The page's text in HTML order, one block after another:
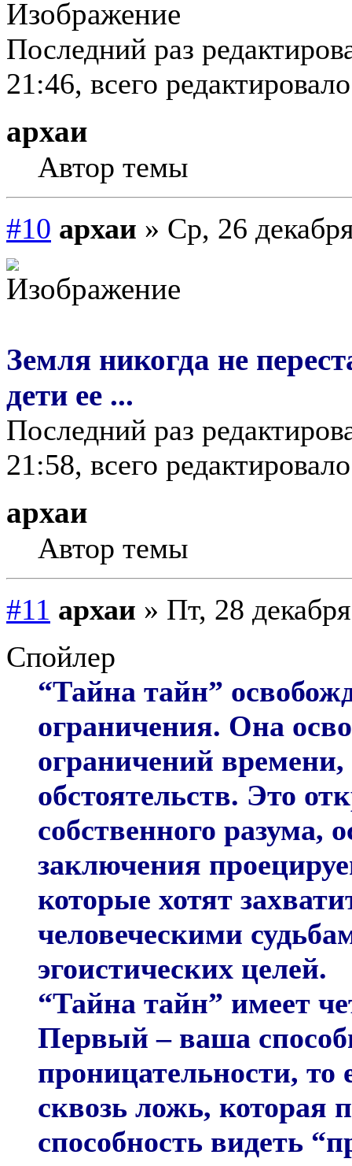
Последний раз
21:46, всего
архаи
Автор темы
#10 архаи » Ср, 26
Земля никогда не
дети ее ...
Последний раз
21:58, всего
архаи
Автор темы
#11 архаи » Пт, 28
Спойлер
“Тайна тайн”
ограничения. Она
ограничений времени,
обстоятельств. Это
собственного разума,
заключения
которые хотят
человеческими
эгоистических целей.
“Тайна тайн” имеет
Первый – ваша
проницательности, то
сквозь ложь, которая
способность видеть